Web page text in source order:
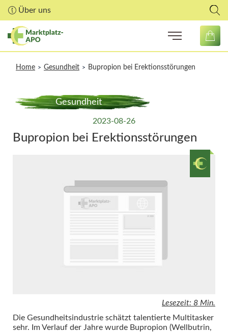
Über uns
Home > Gesundheit > Bupropion bei Erektionsstörungen
Gesundheit
2023-08-26
Bupropion bei Erektionsstörungen
Lesezeit: 8 Min.
Die Gesundheitsindustrie schätzt talentierte Multitasker
sehr. Im Verlauf der Jahre wurde Bupropion (Wellbutrin,